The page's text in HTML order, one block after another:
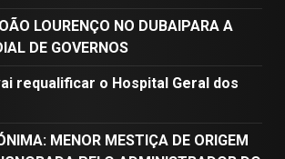
LOURENÇO NO DUBAIPARA A
DE GOVERNOS
requalificar o Hospital Geral dos
MENOR MESTIÇA DE ORIGEM